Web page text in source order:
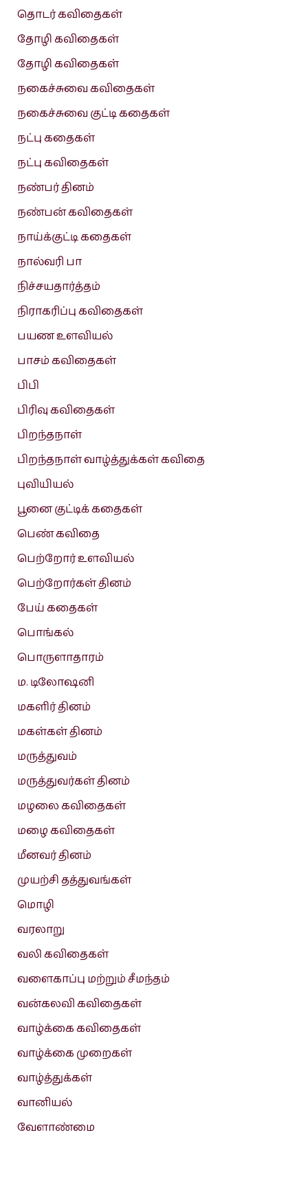
தொடர் கவிதைகள்
தோழி கவிதைகள்
தோழி கவிதைகள்
நகைச்சுவை கவிதைகள்
நகைச்சுவை குட்டி கதைகள்
நட்பு கதைகள்
நட்பு கவிதைகள்
நண்பர் தினம்
நண்பன் கவிதைகள்
நாய்க்குட்டி கதைகள்
நால்வரி பா
நிச்சயதார்த்தம்
நிராகரிப்பு கவிதைகள்
பயண உளவியல்
பாசம் கவிதைகள்
பிபி
பிரிவு கவிதைகள்
பிறந்தநாள்
பிறந்தநாள் வாழ்த்துக்கள் கவிதை
புவியியல்
பூனை குட்டிக் கதைகள்
பெண் கவிதை
பெற்றோர் உளவியல்
பெற்றோர்கள் தினம்
பேய் கதைகள்
பொங்கல்
பொருளாதாரம்
ம. டிலோஷனி
மகளிர் தினம்
மகள்கள் தினம்
மருத்துவம்
மருத்துவர்கள் தினம்
மழலை கவிதைகள்
மழை கவிதைகள்
மீனவர் தினம்
முயற்சி தத்துவங்கள்
மொழி
வரலாறு
வலி கவிதைகள்
வளைகாப்பு மற்றும் சீமந்தம்
வன்கலவி கவிதைகள்
வாழ்க்கை கவிதைகள்
வாழ்க்கை முறைகள்
வாழ்த்துக்கள்
வானியல்
வேளாண்மை